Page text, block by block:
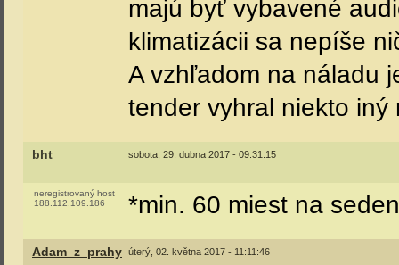
majú byť vybavené
klimatizácii sa nepíše
A vzhľadom na náladu
tender vyhral niekto iný
bht sobota, 29. dubna 2017 - 09:31:15
neregistrovaný host
188.112.109.186
*min. 60 miest na
Adam_z_prahy úterý, 02. května 2017 - 11:11:46